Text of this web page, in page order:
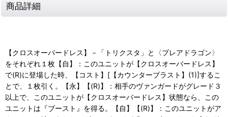
商品詳細
【クロスオーバードレス】－「トリクスタ」と〈プレアドラゴン〉
をそれぞれ１枚【自】：このユニットが【クロスオーバードレス】
で(R)に登場した時、【コスト】[【カウンターブラスト】(1)]するこ
とで、１枚引く。【永】【(R)】：相手のヴァンガードがグレード３
以上で、このユニットが【クロスオーバードレス】状態なら、この
ユニットは『ブースト』を得る。【自】【(R)】：このユニットがア